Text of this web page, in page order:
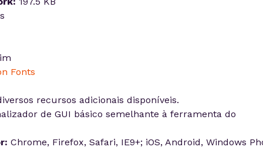
Fonts
recursos adicionais disponíveis.
de GUI básico semelhante à ferramenta do
Chrome, Firefox, Safari, IE9+; iOS, Android, Windows